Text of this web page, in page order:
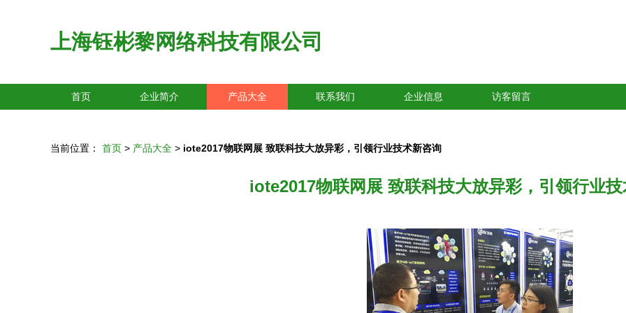
上海钰彬黎网络科技有限公司
首页 企业简介 产品大全 联系我们 企业信息 访客留言
当前位置： 首页 > 产品大全 > iote2017物联网展 致联科技大放异彩，引领行业技术新咨询
iote2017物联网展 致联科技大放异彩，引领行业